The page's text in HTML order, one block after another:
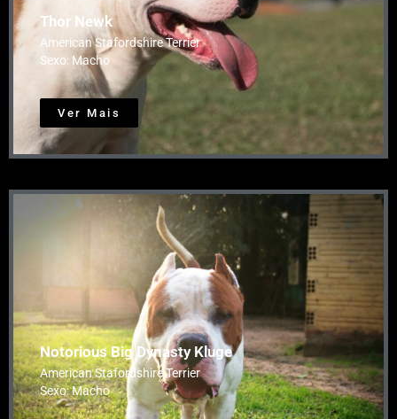
Thor Newk
American Stafordshire Terrier
Sexo: Macho
Ver Mais
Notorious Big Dynasty Kluge
American Stafordshire Terrier
Sexo: Macho